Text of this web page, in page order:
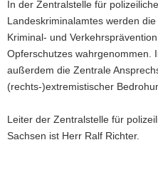
g
r
e
i
f
e
d
e
g
a
t
i
o
n
to
r
m
a
t
i
n
e
i
c
h
In der Zentralstelle für
Landeskriminalamtes werden
Kriminal- und
Opferschutzes wahrgenommen.
außerdem die Zentrale
(rechts-)extremistischer
Leiter der Zentralstelle für
Sachsen ist Herr Ralf Richter.